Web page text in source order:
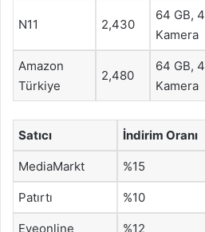
N11 2,430
64 GB,
Kamera
Amazon
Türkiye
2,480
64 GB,
Kamera
Satıcı İndirim Oranı
MediaMarkt %15
Patırtı %10
Eveonline %12